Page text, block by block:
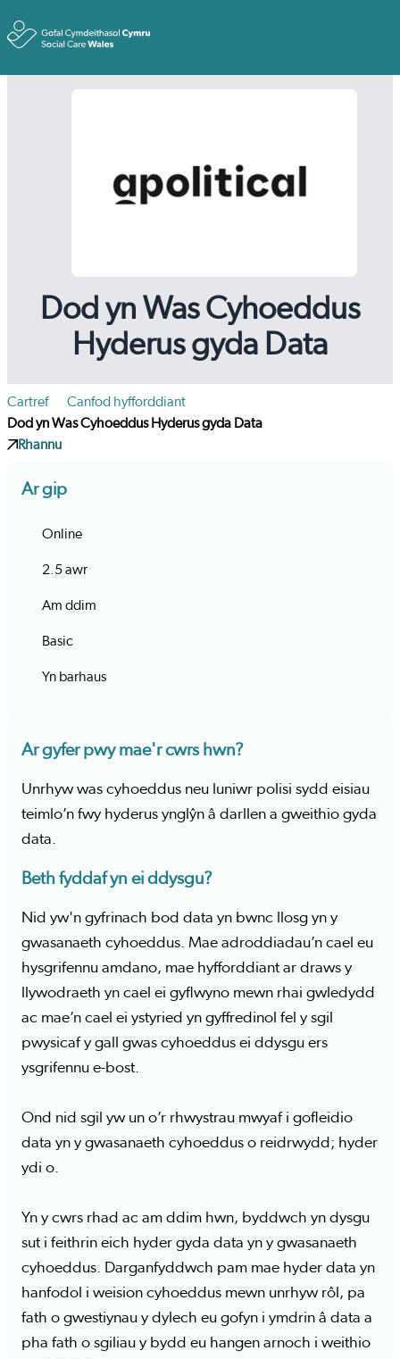
Dod yn Was Cyhoeddus
Hyderus gyda Data
Cartref
Canfod hyfforddiant
Dod yn Was Cyhoeddus Hyderus gyda Data
Rhannu
Ar gip
Online
2.5 awr
Am ddim
Basic
Yn barhaus
Ar gyfer pwy mae'r cwrs hwn?
Unrhyw was cyhoeddus neu luniwr polisi sydd eisiau
teimlo’n fwy hyderus ynglŷn â darllen a gweithio gyda
data.
Beth fyddaf yn ei ddysgu?
Nid yw'n gyfrinach bod data yn bwnc llosg yn y
gwasanaeth cyhoeddus. Mae adroddiadau’n cael eu
hysgrifennu amdano, mae hyfforddiant ar draws y
llywodraeth yn cael ei gyflwyno mewn rhai gwledydd
ac mae’n cael ei ystyried yn gyffredinol fel y sgil
pwysicaf y gall gwas cyhoeddus ei ddysgu ers
ysgrifennu e-bost.
Ond nid sgil yw un o’r rhwystrau mwyaf i gofleidio
data yn y gwasanaeth cyhoeddus o reidrwydd; hyder
ydi o.
Yn y cwrs rhad ac am ddim hwn, byddwch yn dysgu
sut i feithrin eich hyder gyda data yn y gwasanaeth
cyhoeddus. Darganfyddwch pam mae hyder data yn
hanfodol i weision cyhoeddus mewn unrhyw rôl, pa
fath o gwestiynau y dylech eu gofyn i ymdrin â data a
pha fath o sgiliau y bydd eu hangen arnoch i weithio